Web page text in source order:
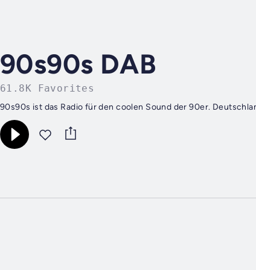
90s90s DAB
61.8K Favorites
90s90s ist das Radio für